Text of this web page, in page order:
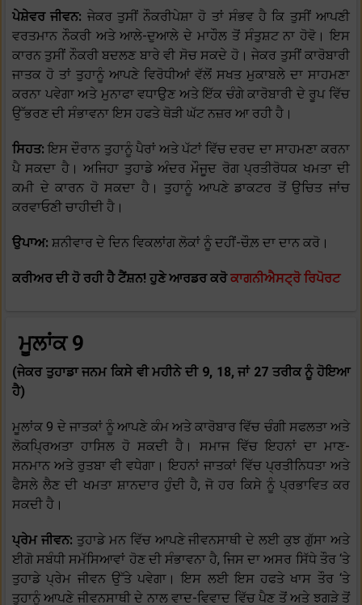
ਪੇਸ਼ੇਵਰ ਜੀਵਨ: ਜੇਕਰ ਤੁਸੀਂ ਨੌਕਰੀਪੇਸ਼ਾ ਹੋ ਤਾਂ ਸੰਭਵ ਹੈ ਕਿ ਤੁਸੀਂ ਆਪਣੀ
ਵਰਤਮਾਨ ਨੌਕਰੀ ਅਤੇ ਆਲੇ-ਦੁਆਲੇ ਦੇ ਮਾਹੌਲ ਤੋਂ ਸੰਤੁਸ਼ਟ ਨਾ ਹੋਵੋ। ਇਸ
ਕਾਰਨ ਤੁਸੀਂ ਨੌਕਰੀ ਬਦਲਣ ਬਾਰੇ ਵੀ ਸੋਚ ਸਕਦੇ ਹੋ। ਜੇਕਰ ਤੁਸੀਂ ਕਾਰੋਬਾਰੀ
ਜਾਤਕ ਹੋ ਤਾਂ ਤੁਹਾਨੂੰ ਆਪਣੇ ਵਿਰੋਧੀਆਂ ਵੱਲੋਂ ਸਖਤ ਮੁਕਾਬਲੇ ਦਾ ਸਾਹਮਣਾ
ਕਰਨਾ ਪਵੇਗਾ ਅਤੇ ਮੁਨਾਫਾ ਵਧਾਉਣ ਅਤੇ ਇੱਕ ਚੰਗੇ ਕਾਰੋਬਾਰੀ ਦੇ ਰੂਪ ਵਿੱਚ
ਉੱਭਰਣ ਦੀ ਸੰਭਾਵਨਾ ਇਸ ਹਫਤੇ ਥੋੜੀ ਘੱਟ ਨਜ਼ਰ ਆ ਰਹੀ ਹੈ।
ਸਿਹਤ:ਇਸ ਦੌਰਾਨ ਤੁਹਾਨੂੰ ਪੈਰਾਂ ਅਤੇ ਪੱਟਾਂ ਵਿੱਚ ਦਰਦ ਦਾ ਸਾਹਮਣਾ ਕਰਨਾ
ਪੈ ਸਕਦਾ ਹੈ। ਅਜਿਹਾ ਤੁਹਾਡੇ ਅੰਦਰ ਮੌਜੂਦ ਰੋਗ ਪ੍ਰਤੀਰੋਧਕ ਖਮਤਾ ਦੀ
ਕਮੀ ਦੇ ਕਾਰਨ ਹੋ ਸਕਦਾ ਹੈ। ਤੁਹਾਨੂੰ ਆਪਣੇ ਡਾਕਟਰ ਤੋਂ ਉਚਿਤ ਜਾਂਚ
ਕਰਵਾਓਣੀ ਚਾਹੀਦੀ ਹੈ।
ਉਪਾਅ: ਸ਼ਨੀਵਾਰ ਦੇ ਦਿਨ ਵਿਕਲਾਂਗ ਲੋਕਾਂ ਨੂੰ ਦਹੀਂ-ਚੌਲ਼ ਦਾ ਦਾਨ ਕਰੋ।
ਕਰੀਅਰ ਦੀ ਹੋ ਰਹੀ ਹੈ ਟੈਂਸ਼ਨ! ਹੁਣੇ ਆਰਡਰ ਕਰੋਕਾਗਨੀਐਸਟ੍ਰੋ ਰਿਪੋਰਟ
ਮੂਲਾਂਕ 9
(ਜੇਕਰ ਤੁਹਾਡਾ ਜਨਮ ਕਿਸੇ ਵੀ ਮਹੀਨੇ ਦੀ 9, 18, ਜਾਂ 27 ਤਰੀਕ ਨੂੰ ਹੋਇਆ
ਹੈ)
ਮੂਲਾਂਕ 9 ਦੇ ਜਾਤਕਾਂ ਨੂੰ ਆਪਣੇ ਕੰਮ ਅਤੇ ਕਾਰੋਬਾਰ ਵਿੱਚ ਚੰਗੀ ਸਫਲਤਾ ਅਤੇ
ਲੋਕਪ੍ਰਿਅਤਾ ਹਾਸਿਲ ਹੋ ਸਕਦੀ ਹੈ। ਸਮਾਜ ਵਿੱਚ ਇਹਨਾਂ ਦਾ ਮਾਣ-
ਸਨਮਾਨ ਅਤੇ ਰੁਤਬਾ ਵੀ ਵਧੇਗਾ। ਇਹਨਾਂ ਜਾਤਕਾਂ ਵਿੱਚ ਪ੍ਰਤੀਨਿਧਤਾ ਅਤੇ
ਫੈਸਲੇ ਲੈਣ ਦੀ ਖਮਤਾ ਸ਼ਾਨਦਾਰ ਹੁੰਦੀ ਹੈ, ਜੋ ਹਰ ਕਿਸੇ ਨੂੰ ਪ੍ਰਭਾਵਿਤ ਕਰ
ਸਕਦੀ ਹੈ।
ਪ੍ਰੇਮ ਜੀਵਨ: ਤੁਹਾਡੇ ਮਨ ਵਿੱਚ ਆਪਣੇ ਜੀਵਨਸਾਥੀ ਦੇ ਲਈ ਕੁਝ ਗੁੱਸਾ ਅਤੇ
ਈਗੋ ਸਬੰਧੀ ਸਮੱਸਿਆਵਾਂ ਹੋਣ ਦੀ ਸੰਭਾਵਨਾ ਹੈ, ਜਿਸ ਦਾ ਅਸਰ ਸਿੱਧੇ ਤੌਰ ‘ਤੇ
ਤੁਹਾਡੇ ਪ੍ਰੇਮ ਜੀਵਨ ਉੱਤੇ ਪਵੇਗਾ। ਇਸ ਲਈ ਇਸ ਹਫਤੇ ਖਾਸ ਤੌਰ ‘ਤੇ
ਤੁਹਾਨੂੰ ਆਪਣੇ ਜੀਵਨਸਾਥੀ ਦੇ ਨਾਲ ਵਾਦ-ਵਿਵਾਦ ਵਿੱਚ ਪੈਣ ਤੋਂ ਅਤੇ ਝਗੜੇ ਤੋਂ